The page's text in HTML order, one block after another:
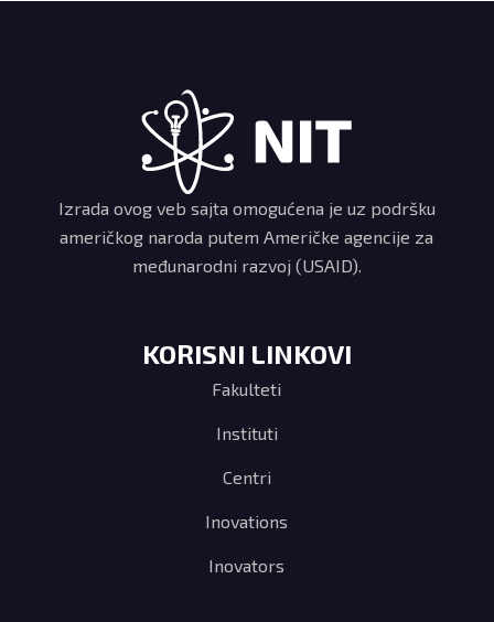
Izrada ovog veb sajta omogućena je uz podršku
američkog naroda putem Američke agencije za
međunarodni razvoj (USAID).
KORISNI LINKOVI
Fakulteti
Instituti
Centri
Inovations
Inovators